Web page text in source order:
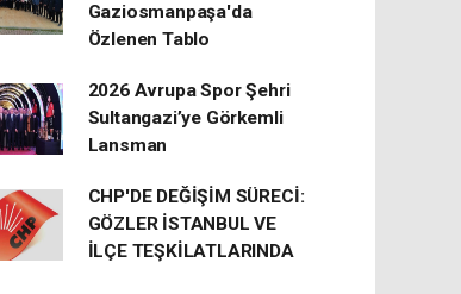
Gaziosmanpaşa'da
Özlenen Tablo
2026 Avrupa Spor Şehri
Sultangazi’ye Görkemli
Lansman
CHP'DE DEĞİŞİM SÜRECİ:
GÖZLER İSTANBUL VE
İLÇE TEŞKİLATLARINDA